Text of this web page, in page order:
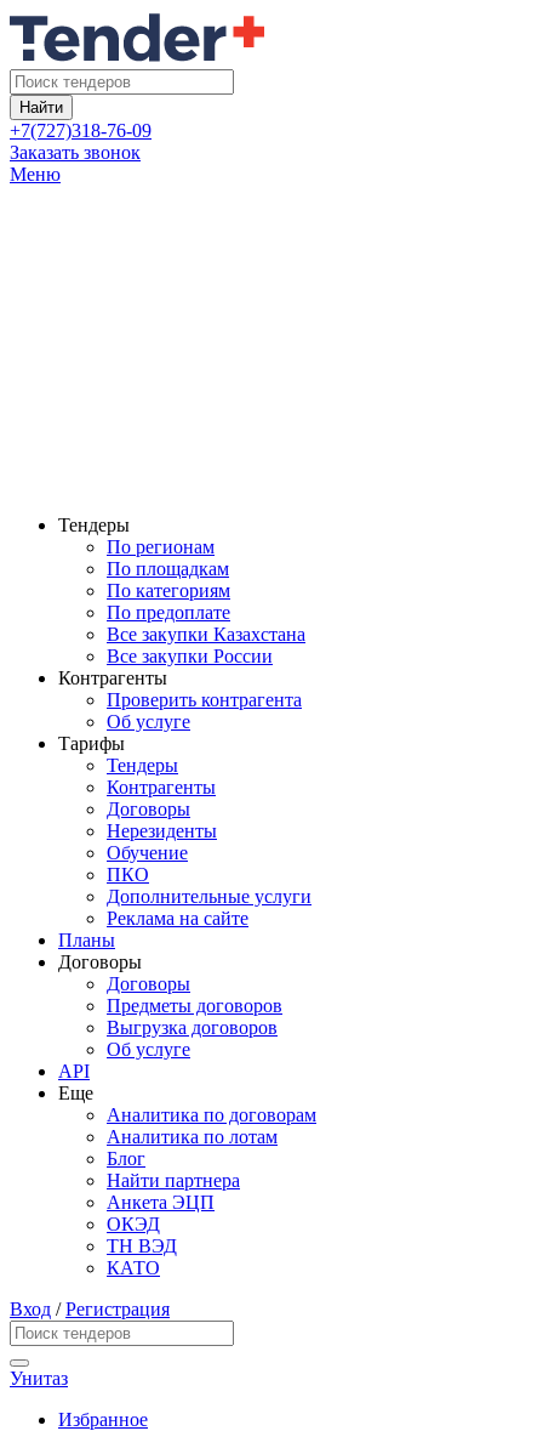
Найти
+7(727)318-76-09
Заказать звонок
Меню
Тендеры
По регионам
По площадкам
По категориям
По предоплате
Все закупки Казахстана
Все закупки России
Контрагенты
Проверить контрагента
Об услуге
Тарифы
Тендеры
Контрагенты
Договоры
Нерезиденты
Обучение
ПКО
Дополнительные услуги
Реклама на сайте
Планы
Договоры
Договоры
Предметы договоров
Выгрузка договоров
Об услуге
API
Еще
Аналитика по договорам
Аналитика по лотам
Блог
Найти партнера
Анкета ЭЦП
ОКЭД
ТН ВЭД
КАТО
Вход /Регистрация
Унитаз
Избранное